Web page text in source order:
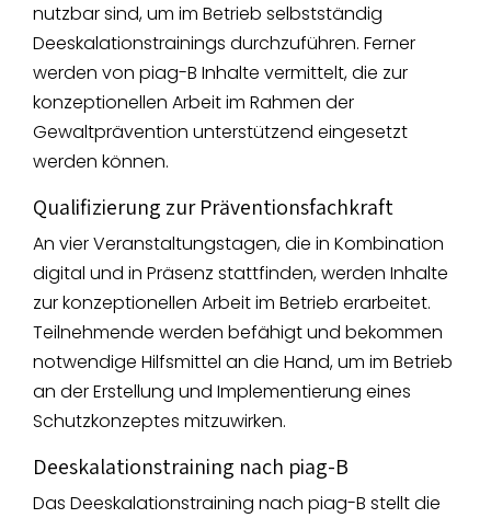
nutzbar sind, um im Betrieb selbstständig
Deeskalationstrainings durchzuführen. Ferner
werden von piag-B Inhalte vermittelt, die zur
konzeptionellen Arbeit im Rahmen der
Gewaltprävention unterstützend eingesetzt
werden können.
Qualifizierung zur Präventionsfachkraft
An vier Veranstaltungstagen, die in Kombination
digital und in Präsenz stattfinden, werden Inhalte
zur konzeptionellen Arbeit im Betrieb erarbeitet.
Teilnehmende werden befähigt und bekommen
notwendige Hilfsmittel an die Hand, um im Betrieb
an der Erstellung und Implementierung eines
Schutzkonzeptes mitzuwirken.
Deeskalationstraining nach piag-B
Das Deeskalationstraining nach piag-B stellt die